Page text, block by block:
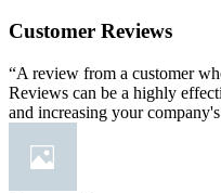
Customer Reviews
“A review from a customer
Reviews can be a highly
and increasing your